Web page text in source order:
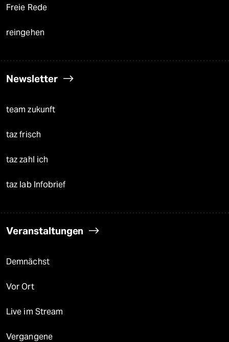
Freie Rede
reingehen
Newsletter
team zukunft
taz frisch
taz zahl ich
taz lab Infobrief
Veranstaltungen
Demnächst
Vor Ort
Live im Stream
Vergangene